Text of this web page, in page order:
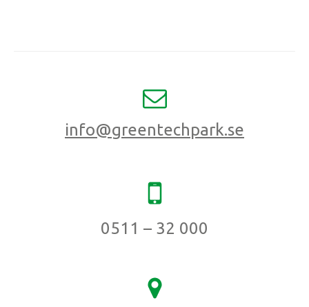
info@greentechpark.se
0511 – 32 000